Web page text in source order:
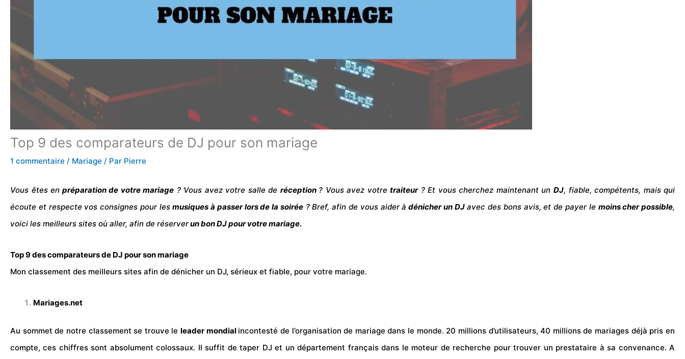
Top 9 des comparateurs de DJ pour son mariage
1 commentaire / Mariage / Par Pierre
Vous êtes en préparation de votremariage ? Vous avez votre sallede réception ? Vous avez votretraiteur ? Et vous cherchez maintenant unDJ, fiable, compétents, mais qui
écoute et respecte vos consignes pour lesmusiques à passer lors de la soirée? Bref, afin de vous aider à dénicher un DJavec des bons avis, et de payer le moins cher possible,
voici les meilleurs sites où aller, afin de réserverun bon DJ pour votremariage.
Top 9 des comparateurs de DJ pour son mariage
Mon classement des meilleurs sites afin de dénicher un DJ, sérieux et fiable, pour votre mariage.
Mariages.net
Au sommet de notre classement se trouve leleader mondial incontesté de l’organisation de mariage dans le monde. 20 millions d’utilisateurs, 40 millions de mariages déjà pris en
compte, ces chiffres sont absolument colossaux. Il suffit de taper DJ et un département françaisdans le moteur de recherche pour trouver un prestataire à sa convenance. A